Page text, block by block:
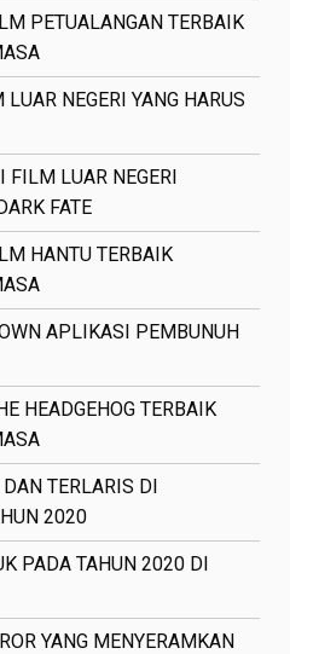
PETUALANGAN TERBAIK
NEGERI YANG HARUS
FILM LUAR NEGERI
FATE
HANTU TERBAIK
APLIKASI PEMBUNUH
HEADGEHOG TERBAIK
TERLARIS DI
2020
PADA TAHUN 2020 DI
YANG MENYERAMKAN